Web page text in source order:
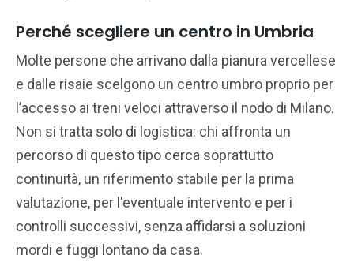
Perché scegliere un centro in Umbria
Molte persone che arrivano dalla pianura vercellese
e dalle risaie scelgono un centro umbro proprio per
l’accesso ai treni veloci attraverso il nodo di Milano.
Non si tratta solo di logistica: chi affronta un
percorso di questo tipo cerca soprattutto
continuità, un riferimento stabile per la prima
valutazione, per l'eventuale intervento e per i
controlli successivi, senza affidarsi a soluzioni
mordi e fuggi lontano da casa.